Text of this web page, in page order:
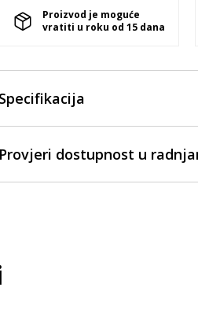
Proizvod je moguće
vratiti u roku od 15 dana
Specifikacija
Provjeri dostupnost u